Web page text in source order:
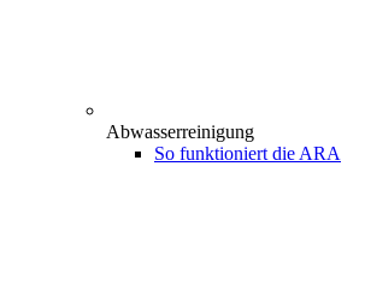
Abwasserreinigung
So funktioniert die ARA